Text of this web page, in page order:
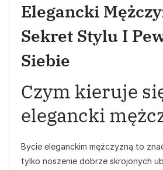
Elegancki
Sekret Stylu I
Siebie
Czym kieruje
elegancki
Bycie eleganckim mężczyzną to
tylko noszenie dobrze skrojonych